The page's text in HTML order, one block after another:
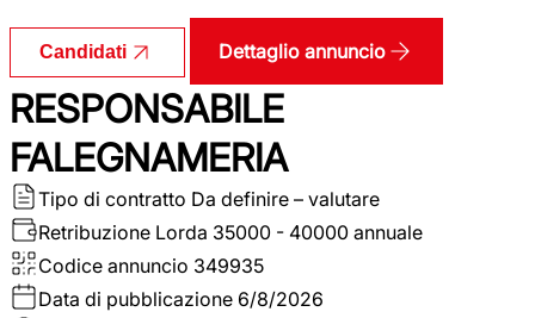
Candidati Dettaglio annuncio
RESPONSABILE
FALEGNAMERIA
Tipo di contratto Da definire – valutare
Retribuzione Lorda 35000 - 40000 annuale
Codice annuncio 349935
Data di pubblicazione 6/8/2026